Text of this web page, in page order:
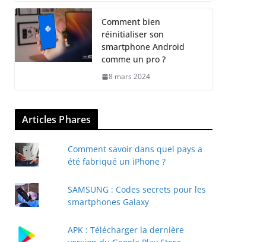
Comment bien
réinitialiser son
smartphone Android
comme un pro ?
8 mars 2024
Articles Phares
Comment savoir dans quel pays a
été fabriqué un iPhone ?
SAMSUNG : Codes secrets pour les
smartphones Galaxy
APK : Télécharger la dernière